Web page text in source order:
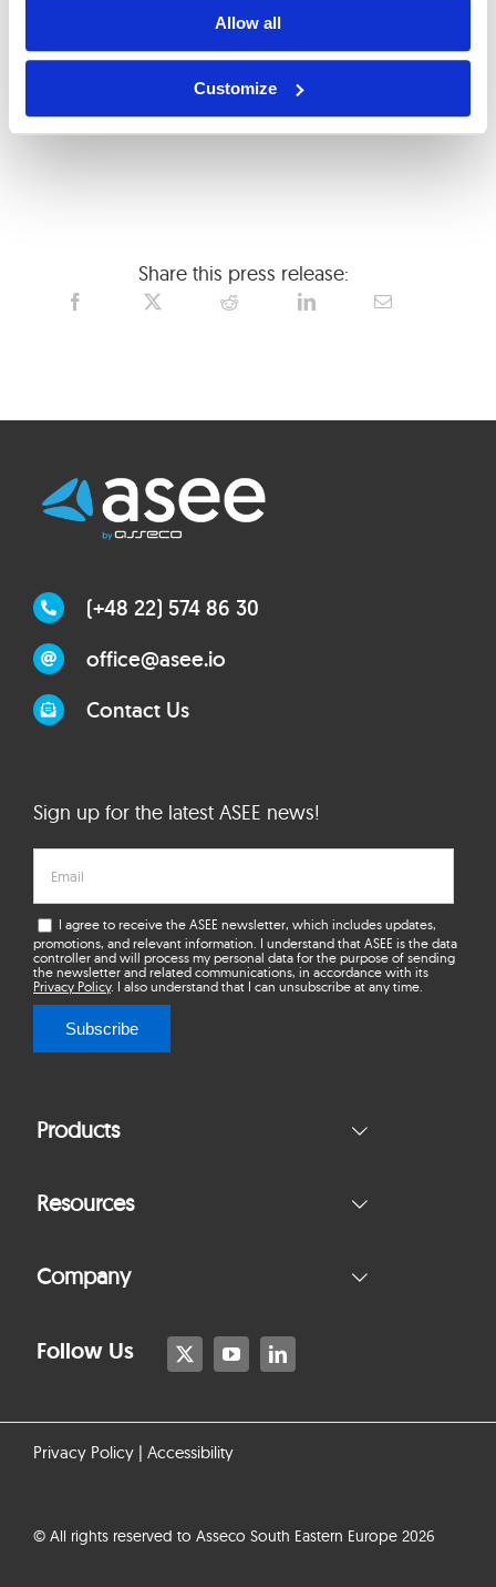
Allow all
Customize
kilkukrotny wzrost liczby agentów Call Center w
zależności od planów biznesowych organizacji.
Zakończenie projektu przewidziano na koniec
Share this press release:
(+48 22) 574 86 30
office@asee.io
Contact Us
Sign up for the latest ASEE news!
I agree to receive the ASEE newsletter, which includes updates,
promotions, and relevant information. I understand that ASEE is the data
controller and will process my personal data for the purpose of sending
the newsletter and related communications, in accordance with its
Privacy Policy. I also understand that I can unsubscribe at any time.
Subscribe
Products
Resources
Company
Follow Us
Privacy Policy| Accessibility
© All rights reserved to Asseco South Eastern Europe 2026